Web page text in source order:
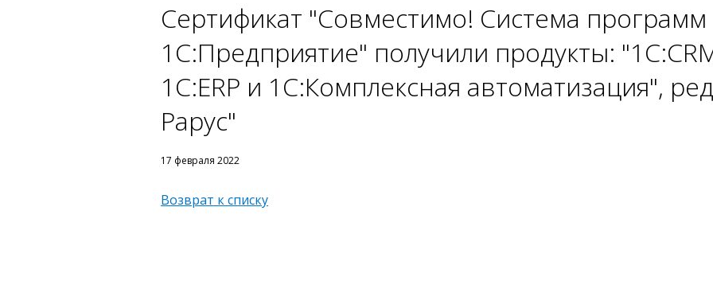
Сертификат "Совместимо! Система программ
1С:Предприятие" получили продукты:
1С:ERP и 1С:Комплексная автоматизация",
Рарус"
17 февраля 2022
Возврат к списку